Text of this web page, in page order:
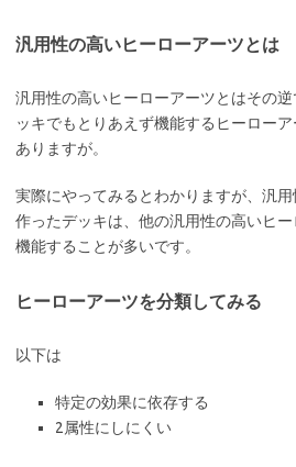
汎用性の高いヒーローアーツとは
汎用性の高いヒーローアーツとはその
ッキでもとりあえず機能するヒーロー
ありますが。
実際にやってみるとわかりますが、汎
作ったデッキは、他の汎用性の高いヒ
機能することが多いです。
ヒーローアーツを分類してみる
以下は
特定の効果に依存する
2属性にしにくい